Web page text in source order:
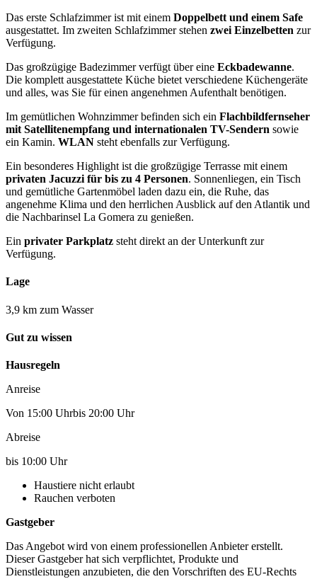
Das erste Schlafzimmer ist mit einem Doppelbett und einem Safe
ausgestattet. Im zweiten Schlafzimmer stehen zwei Einzelbetten zur
Verfügung.
Das großzügige Badezimmer verfügt über eine Eckbadewanne.
Die komplett ausgestattete Küche bietet verschiedene Küchengeräte
und alles, was Sie für einen angenehmen Aufenthalt benötigen.
Im gemütlichen Wohnzimmer befinden sich ein Flachbildfernseher
mit Satellitenempfang und internationalen TV-Sendern sowie
ein Kamin. WLAN steht ebenfalls zur Verfügung.
Ein besonderes Highlight ist die großzügige Terrasse mit einem
privaten Jacuzzi für bis zu 4 Personen. Sonnenliegen, ein Tisch
und gemütliche Gartenmöbel laden dazu ein, die Ruhe, das
angenehme Klima und den herrlichen Ausblick auf den Atlantik und
die Nachbarinsel La Gomera zu genießen.
Ein privater Parkplatz steht direkt an der Unterkunft zur
Verfügung.
Lage
3,9 km zum Wasser
Gut zu wissen
Hausregeln
Anreise
Von 15:00 Uhrbis 20:00 Uhr
Abreise
bis 10:00 Uhr
Haustiere nicht erlaubt
Rauchen verboten
Gastgeber
Das Angebot wird von einem professionellen Anbieter erstellt.
Dieser Gastgeber hat sich verpflichtet, Produkte und
Dienstleistungen anzubieten, die den Vorschriften des EU-Rechts